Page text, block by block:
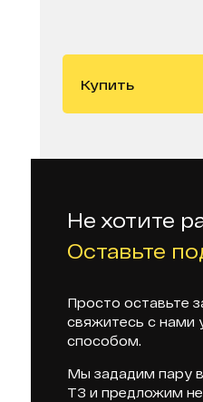
Купить
Не хотите
Оставьте
Просто оставьте
свяжитесь с нами
способом.
Мы зададим пару
ТЗ и предложим